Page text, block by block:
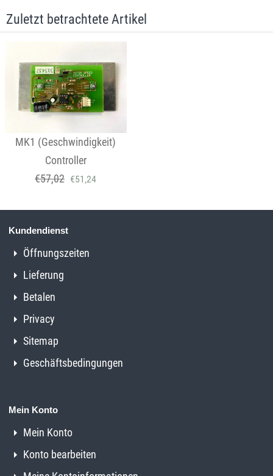
Zuletzt betrachtete Artikel
MK1 (Geschwindigkeit)
Controller
€57,02 €51,24
Kundendienst
Öffnungszeiten
Lieferung
Betalen
Privacy
Sitemap
Geschäftsbedingungen
Mein Konto
Mein Konto
Konto bearbeiten